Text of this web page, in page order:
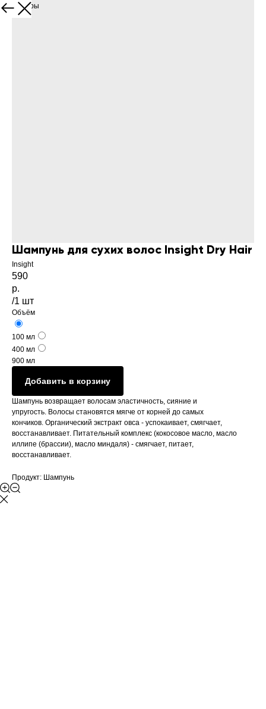
Все товары
Шампунь для сухих волос Insight Dry Hair
Insight
590
р.
/1 шт
Объём
100 мл
400 мл
900 мл
Добавить в корзину
Шампунь возвращает волосам эластичность, сияние и
упругость. Волосы становятся мягче от корней до самых
кончиков. Органический экстракт овса - успокаивает, смягчает,
восстанавливает. Питательный комплекс (кокосовое масло, масло
иллипе (брассии), масло миндаля) - смягчает, питает,
восстанавливает.
Продукт: Шампунь